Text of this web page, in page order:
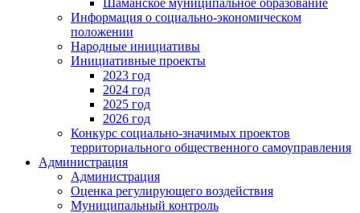
Информация о социально-экономическом
положении
Народные инициативы
Инициативные проекты
2023 год
2024 год
2025 год
2026 год
Конкурс социально-значимых проектов
территориального общественного самоуправления
Администрация
Администрация
Оценка регулирующего воздействия
Муниципальный контроль